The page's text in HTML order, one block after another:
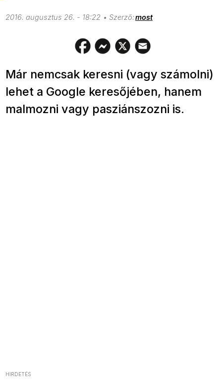
2016. augusztus 26. - 18:22 most
Már nemcsak keresni (vagy számolni)
lehet a Google keresőjében, hanem
malmozni vagy pasziánszozni is.
HIRDETÉS